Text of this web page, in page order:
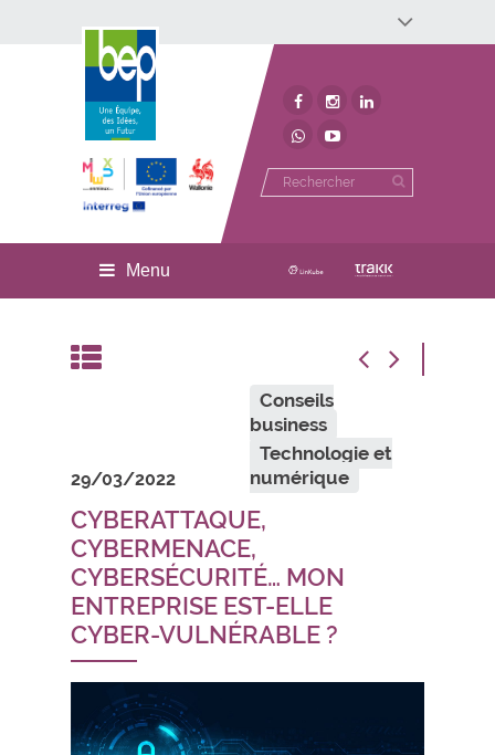
Développement économique
Développement territorial
Menu
29/03/2022
Conseils
business
Technologie et
numérique
CYBERATTAQUE,
CYBERMENACE,
CYBERSÉCURITÉ… MON
ENTREPRISE EST-ELLE
CYBER-VULNÉRABLE ?